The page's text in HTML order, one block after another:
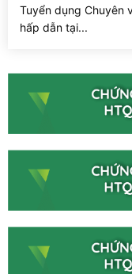
Tuyển dụng Chuyên
hấp dẫn tại...